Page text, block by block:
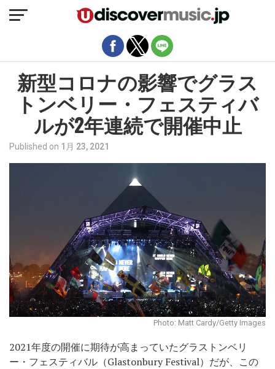
新型コロナの影響でグラス
トンベリー・フェスティバ
ルが2年連続で開催中止
Published on 1月 23, 2021
Photo: Matt Cardy/Getty Images
2021年度の開催に期待が高まっていたグラストンベリ
ー・フェスティバル（Glastonbury Festival）だが、この
モバイルバージョンを終了